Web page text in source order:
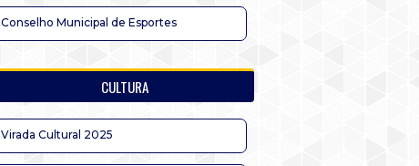
Conselho Municipal de Esportes
CULTURA
Virada Cultural 2025